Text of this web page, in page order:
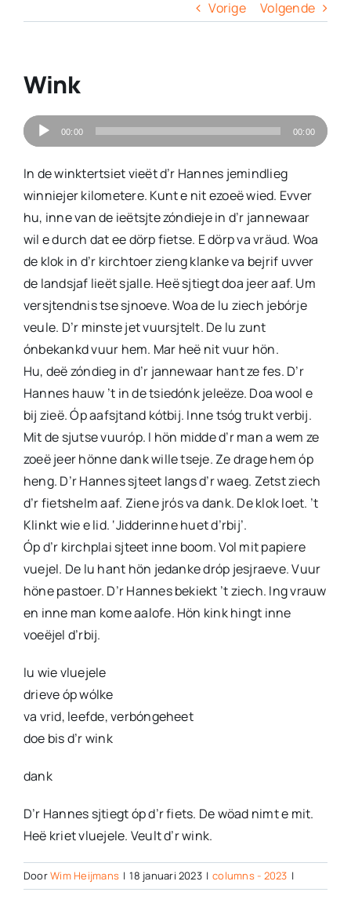
Vorige Volgende
Wink
Audiospeler
00:00 00:00
In de winktertsiet vieët d’r Hannes jemindlieg
winniejer kilometere. Kunt e nit ezoeë wied. Evver
hu, inne van de ieëtsjte zóndieje in d’r jannewaar
wil e durch dat ee dörp fietse. E dörp va vräud. Woa
de klok in d’r kirchtoer zieng klanke va bejrif uvver
de landsjaf lieët sjalle. Heë sjtiegt doa jeer aaf. Um
versjtendnis tse sjnoeve. Woa de lu ziech jebórje
veule. D’r minste jet vuursjtelt. De lu zunt
ónbekankd vuur hem. Mar heë nit vuur hön.
Hu, deë zóndieg in d’r jannewaar hant ze fes. D’r
Hannes hauw ’t in de tsiedónk jeleëze. Doa wool e
bij zieë. Óp aafsjtand kótbij. Inne tsóg trukt verbij.
Mit de sjutse vuuróp. I hön midde d’r man a wem ze
zoeë jeer hönne dank wille tseje. Ze drage hem óp
heng. D’r Hannes sjteet langs d’r waeg. Zetst ziech
d’r fietshelm aaf. Ziene jrós va dank. De klok loet. ’t
Klinkt wie e lid. ‘Jidderinne huet d’rbij’.
Óp d’r kirchplai sjteet inne boom. Vol mit papiere
vuejel. De lu hant hön jedanke dróp jesjraeve. Vuur
höne pastoer. D’r Hannes bekiekt ’t ziech. Ing vrauw
en inne man kome aalofe. Hön kink hingt inne
voeëjel d’rbij.
lu wie vluejele
drieve óp wólke
va vrid, leefde, verbóngeheet
doe bis d’r wink
dank
D’r Hannes sjtiegt óp d’r fiets. De wöad nimt e mit.
Heë kriet vluejele. Veult d’r wink.
DoorWim Heijmans | 18 januari 2023 | columns - 2023 |